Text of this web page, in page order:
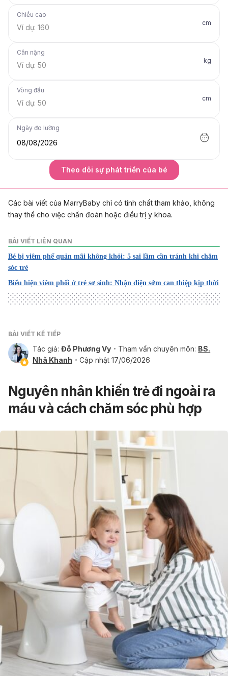
Chiều cao
cm
Cân nặng
kg
Vòng đầu
cm
Ngày đo lường
08/08/2026
Theo dõi sự phát triển của bé
Các bài viết của MarryBaby chỉ có tính chất tham khảo, không
thay thế cho việc chẩn đoán hoặc điều trị y khoa.
BÀI VIẾT LIÊN QUAN
Bé bị viêm phế quản mãi không khỏi: 5 sai lầm cần tránh khi chăm
sóc trẻ
Biểu hiện viêm phổi ở trẻ sơ sinh: Nhận diện sớm can thiệp kịp thời
BÀI VIẾT KẾ TIẾP
Tác giả: Đỗ Phương Vy Tham vấn chuyên môn: BS.
Nhã Khanh
Cập nhật 17/06/2026
Nguyên nhân khiến trẻ đi ngoài ra
máu và cách chăm sóc phù hợp